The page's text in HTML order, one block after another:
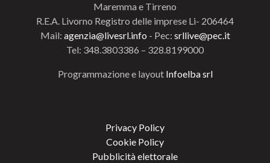
Maremma e Tirreno
R.E.A. Livorno Registro delle imprese Li- 206464
Mail: agenzia@livesrl.info - Pec: srllive@pec.it
Tel: 348.3803386 – 328.8199000
Programmazione e layout Infoelba srl
Privacy Policy
Cookie Policy
Pubblicità elettorale